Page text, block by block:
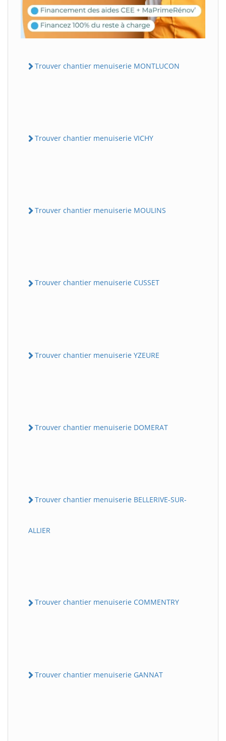
Trouver chantier menuiserie MONTLUCON
Trouver chantier menuiserie VICHY
Trouver chantier menuiserie MOULINS
Trouver chantier menuiserie CUSSET
Trouver chantier menuiserie YZEURE
Trouver chantier menuiserie DOMERAT
Trouver chantier menuiserie BELLERIVE-SUR-
ALLIER
Trouver chantier menuiserie COMMENTRY
Trouver chantier menuiserie GANNAT